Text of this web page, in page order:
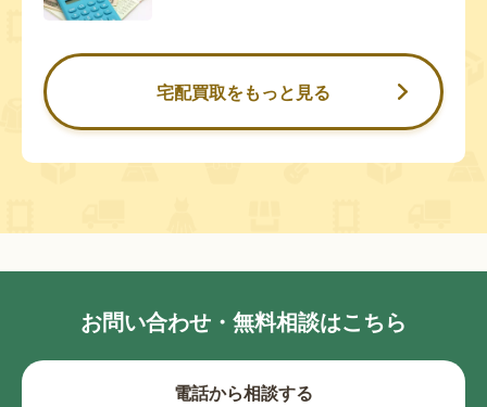
宅配買取をもっと見る
お問い合わせ・無料相談はこちら
電話から相談する